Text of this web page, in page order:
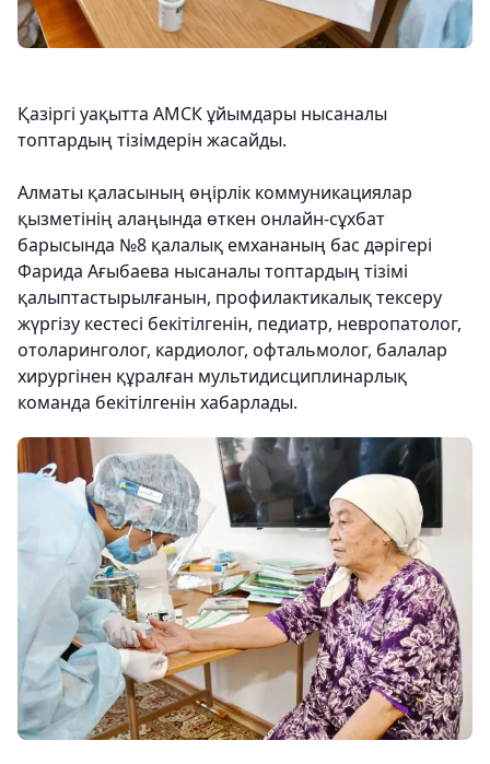
Қазіргі уақытта АМСК ұйымдары нысаналы
топтардың тізімдерін жасайды.
Алматы қаласының өңірлік коммуникациялар
қызметінің алаңында өткен онлайн-сұхбат
барысында №8 қалалық емхананың бас дәрігері
Фарида Ағыбаева нысаналы топтардың тізімі
қалыптастырылғанын, профилактикалық тексеру
жүргізу кестесі бекітілгенін, педиатр, невропатолог,
отоларинголог, кардиолог, офтальмолог, балалар
хирургінен құралған мультидисциплинарлық
команда бекітілгенін хабарлады.